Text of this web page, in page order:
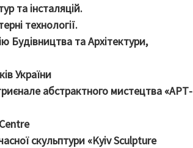
та інсталяцій.
технології.
Будівництва та Архітектури,
України
абстрактного мистецтва «АРТ-
скульптури «Kyiv Sculpture